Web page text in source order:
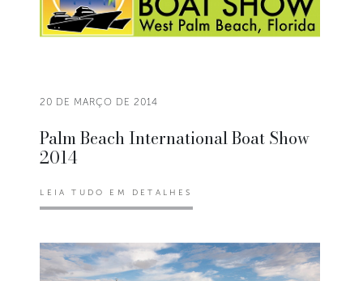
20 DE MARÇO DE 2014
Palm Beach International Boat Show
2014
LEIA TUDO EM DETALHES